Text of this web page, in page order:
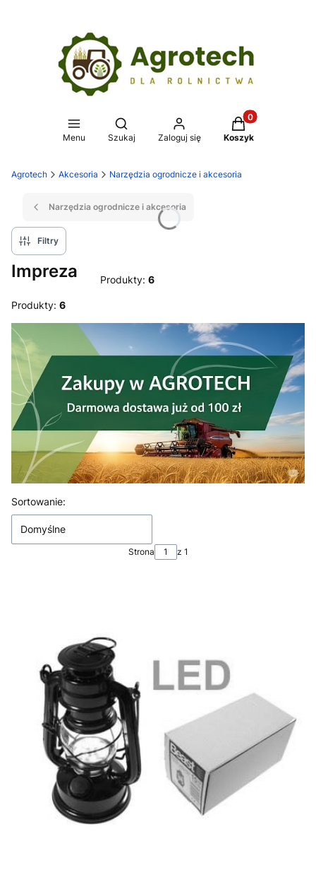
Menu
Otwórz wyszukiwarkę
Szukaj Zaloguj się
Produkty w
Koszyk
Agrotech Akcesoria Narzędzia ogrodnicze i akcesoria
Narzędzia ogrodnicze i akcesoria
Filtry
Impreza Produkty: 6
Produkty: 6
Lista produktów
Sortowanie:
Domyślne
Strona z 1